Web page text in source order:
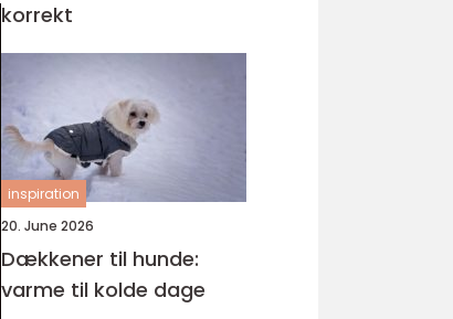
korrekt
inspiration
20. June 2026
Dækkener til hunde:
varme til kolde dage